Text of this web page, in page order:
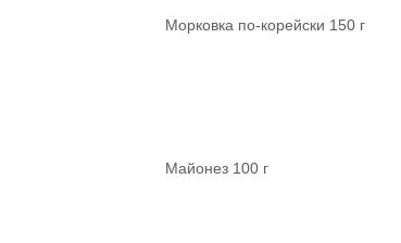
Морковка по-корейски 150 г
Майонез 100 г